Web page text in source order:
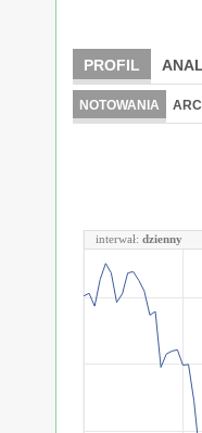
PROFIL
NOTOWANIA
interwał: dzienny